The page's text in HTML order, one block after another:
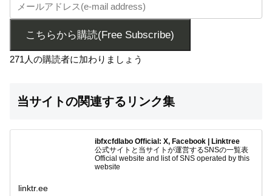
こちらから購読(Free Subscribe)
271人の購読者に加わりましょう
当サイトの関連するリンク集
ibfxcfdlabo Official: X, Facebook | Linktree
公式サイトと当サイトが運営するSNSの一覧表
Official website and list of SNS operated by this
website
linktr.ee